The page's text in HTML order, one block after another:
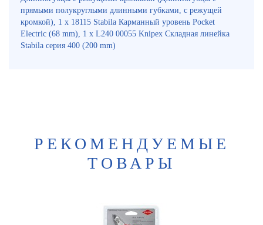
прямыми полукруглыми длинными губками, с режущей
кромкой), 1 x 18115 Stabila Карманный уровень Pocket
Electric (68 mm), 1 x L240 00055 Knipex Складная линейка
Stabila серия 400 (200 mm)
РЕКОМЕНДУЕМЫЕ
ТОВАРЫ